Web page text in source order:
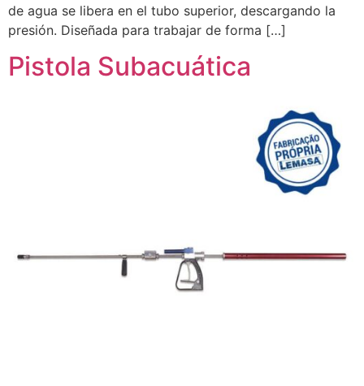
de agua se libera en el tubo superior, descargando la
presión. Diseñada para trabajar de forma […]
Pistola Subacuática